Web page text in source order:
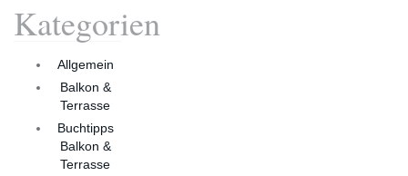
Kategorien
Allgemein
Balkon &
Terrasse
Buchtipps
Balkon &
Terrasse